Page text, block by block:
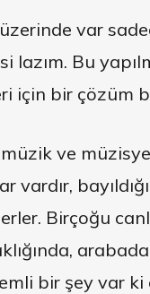
var
Bu
için bir çözüm
ve
bayıldığı
Birçoğu
bir şey var ki